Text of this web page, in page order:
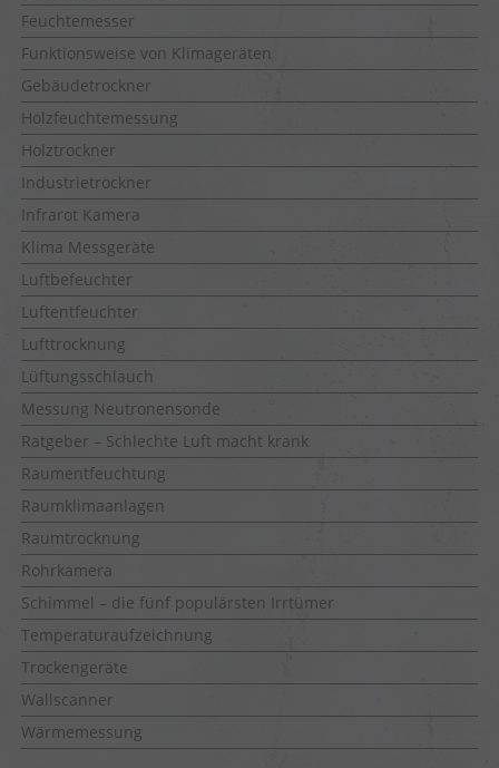
Feuchtemesser
Funktionsweise von Klimageräten
Gebäudetrockner
Holzfeuchtemessung
Holztrockner
Industrietrockner
Infrarot Kamera
Klima Messgeräte
Luftbefeuchter
Luftentfeuchter
Lufttrocknung
Lüftungsschlauch
Messung Neutronensonde
Ratgeber – Schlechte Luft macht krank
Raumentfeuchtung
Raumklimaanlagen
Raumtrocknung
Rohrkamera
Schimmel – die fünf populärsten Irrtümer
Temperaturaufzeichnung
Trockengeräte
Wallscanner
Wärmemessung